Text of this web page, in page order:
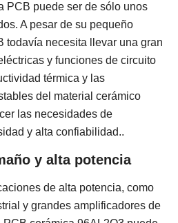
PCB puede ser de sólo unos
A pesar de su pequeño
todavía necesita llevar una gran
y funciones de circuito
térmica y las
del material cerámico
las necesidades de
y alta confiabilidad..
y alta potencia
de alta potencia, como
y grandes amplificadores de